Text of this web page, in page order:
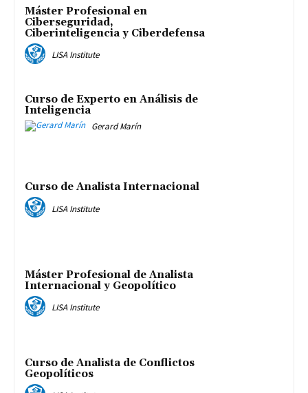
Máster Profesional en
Ciberseguridad,
Ciberinteligencia y Ciberdefensa
LISA Institute
Curso de Experto en Análisis de
Inteligencia
Gerard Marín
Curso de Analista Internacional
LISA Institute
Máster Profesional de Analista
Internacional y Geopolítico
LISA Institute
Curso de Analista de Conflictos
Geopolíticos